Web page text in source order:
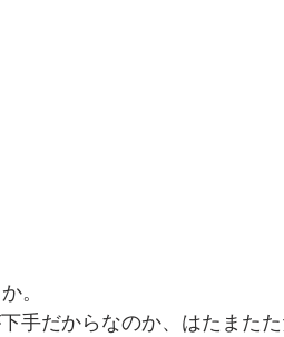
。
手だからなのか、はたまた